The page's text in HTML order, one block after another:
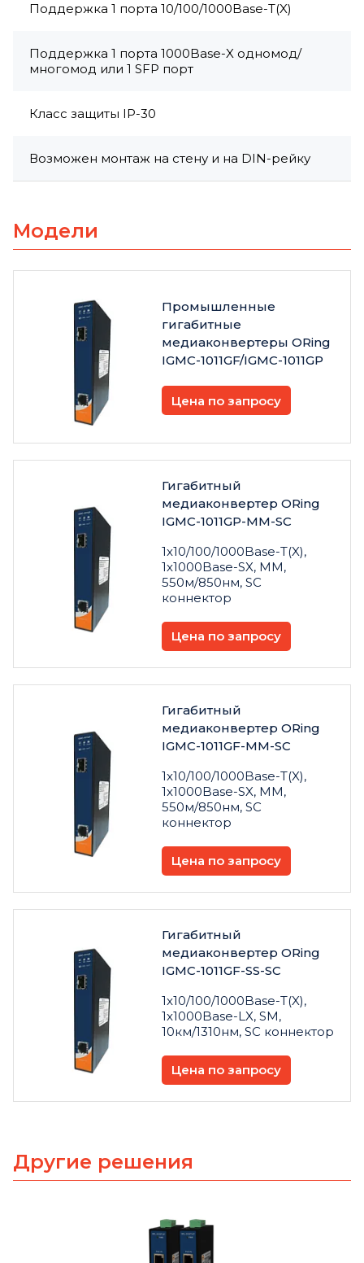
Поддержка 1 порта 10/100/1000Base-T(X)
Поддержка 1 порта 1000Base-X одномод/
многомод или 1 SFP порт
Класс защиты IP-30
Возможен монтаж на стену и на DIN-рейку
Модели
Промышленные
гигабитные
медиаконвертеры ORing
IGMC-1011GF/IGMC-1011GP
Цена по запросу
Гигабитный
медиаконвертер ORing
IGMC-1011GP-MM-SC
1x10/100/1000Base-T(X),
1x1000Base-SX, MM,
550м/850нм, SC
коннектор
Цена по запросу
Гигабитный
медиаконвертер ORing
IGMC-1011GF-MM-SC
1x10/100/1000Base-T(X),
1x1000Base-SX, MM,
550м/850нм, SC
коннектор
Цена по запросу
Гигабитный
медиаконвертер ORing
IGMC-1011GF-SS-SC
1x10/100/1000Base-T(X),
1x1000Base-LX, SM,
10км/1310нм, SC коннектор
Цена по запросу
Другие решения